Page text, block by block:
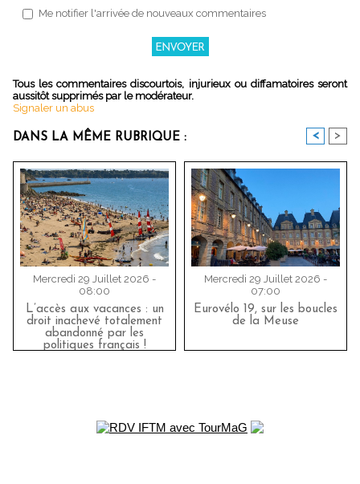
Me notifier l'arrivée de nouveaux commentaires
Tous les commentaires discourtois, injurieux ou diffamatoires seront
aussitôt supprimés par le modérateur.
Signaler un abus
DANS LA MÊME RUBRIQUE : < >
Mercredi 29 Juillet 2026 -
08:00
L’accès aux vacances : un
droit inachevé totalement
abandonné par les
politiques français !
Mercredi 29 Juillet 2026 -
07:00
Eurovélo 19, sur les boucles
de la Meuse